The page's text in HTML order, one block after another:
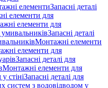
елементиЗапасні деталі
елементи для
елементи для
Запасні деталі
Монтажні елементи
елементи для
Запасні деталі для
Монтажні елементи для
стініЗапасні деталі для
систем з водовідводом у